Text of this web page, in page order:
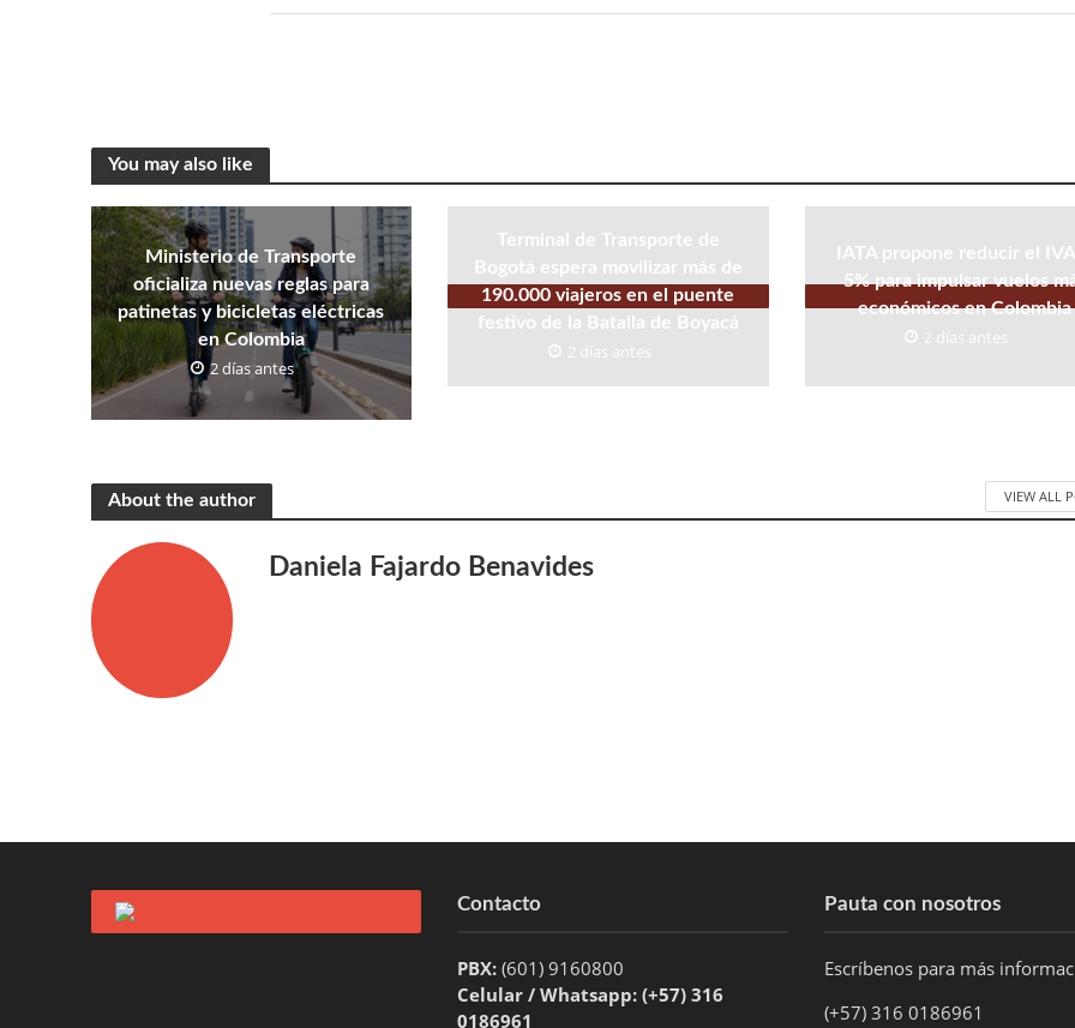
You may also like
Ministerio de Transporte
oficializa nuevas reglas para
patinetas y bicicletas eléctricas
en Colombia
2 días antes
Terminal de Transporte de
Bogotá espera movilizar más de
190.000 viajeros en el puente
festivo de la Batalla de Boyacá
2 días antes
IATA propone reducir el
5% para impulsar vuelos
económicos en Colombia
2 días antes
About the author VIEW ALL
Daniela Fajardo Benavides
Contacto
PBX: (601) 9160800
Celular / Whatsapp: (+57) 316
0186961
Pauta con nosotros
Escríbenos para más
(+57) 316 0186961